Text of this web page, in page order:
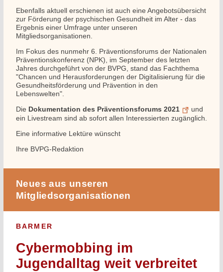
Ebenfalls aktuell erschienen ist auch eine Angebotsübersicht
zur Förderung der psychischen Gesundheit im Alter - das
Ergebnis einer Umfrage unter unseren
Mitgliedsorganisationen.
Im Fokus des nunmehr 6. Präventionsforums der Nationalen
Präventionskonferenz (NPK), im September des letzten
Jahres durchgeführt von der BVPG, stand das Fachthema
"Chancen und Herausforderungen der Digitalisierung für die
Gesundheitsförderung und Prävention in den
Lebenswelten".
Die Dokumentation des Präventionsforums 2021
und
ein Livestream sind ab sofort allen Interessierten zugänglich.
Eine informative Lektüre wünscht
Ihre BVPG-Redaktion
Neues aus unseren
Mitgliedsorganisationen
BARMER
Cybermobbing im
Jugendalltag weit verbreitet